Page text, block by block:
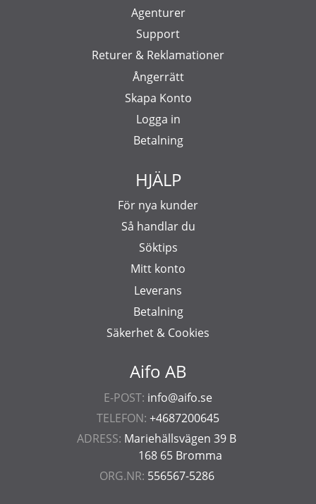
Aifo AB
E-POST: info@aifo.se
TELEFON: +4687200645
ADRESS: Mariehällsvägen 39 B
168 65 Bromma
ORG.NR: 556567-5286
Agenturer
Support
Returer & Reklamationer
Ångerrätt
Skapa Konto
Logga in
Betalning
HJÄLP
För nya kunder
Så handlar du
Söktips
Mitt konto
Leverans
Betalning
Säkerhet & Cookies